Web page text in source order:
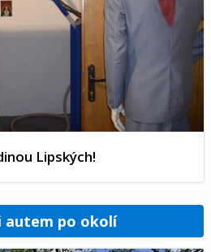
Lipských!
autem po okolí